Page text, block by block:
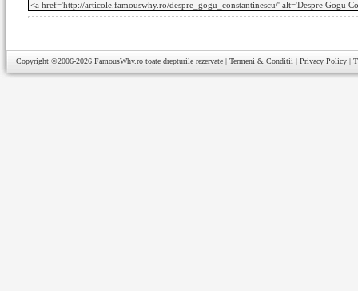
Copyright ©2006-2026 FamousWhy.ro toate drepturile rezervate | Termeni & Conditii | Privacy Policy |